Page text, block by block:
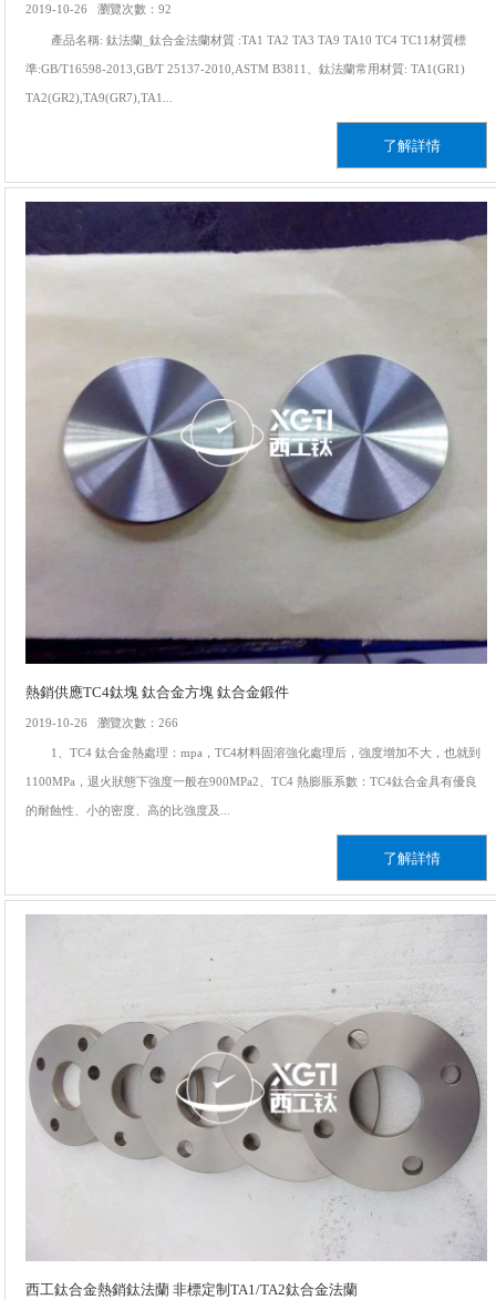
2019-10-26 瀏覽次數：92
產品名稱: 鈦法蘭_鈦合金法蘭材質 :TA1 TA2 TA3 TA9 TA10 TC4 TC11材質標
準:GB/T16598-2013,GB/T 25137-2010,ASTM B3811、鈦法蘭常用材質: TA1(GR1)
TA2(GR2),TA9(GR7),TA1...
了解詳情
熱銷供應TC4鈦塊 鈦合金方塊 鈦合金鍛件
2019-10-26 瀏覽次數：266
1、TC4 鈦合金熱處理：mpa，TC4材料固溶強化處理后，強度增加不大，也就到
1100MPa，退火狀態下強度一般在900MPa2、TC4 熱膨脹系數：TC4鈦合金具有優良
的耐蝕性、小的密度、高的比強度及...
了解詳情
西工鈦合金熱銷鈦法蘭 非標定制TA1/TA2鈦合金法蘭